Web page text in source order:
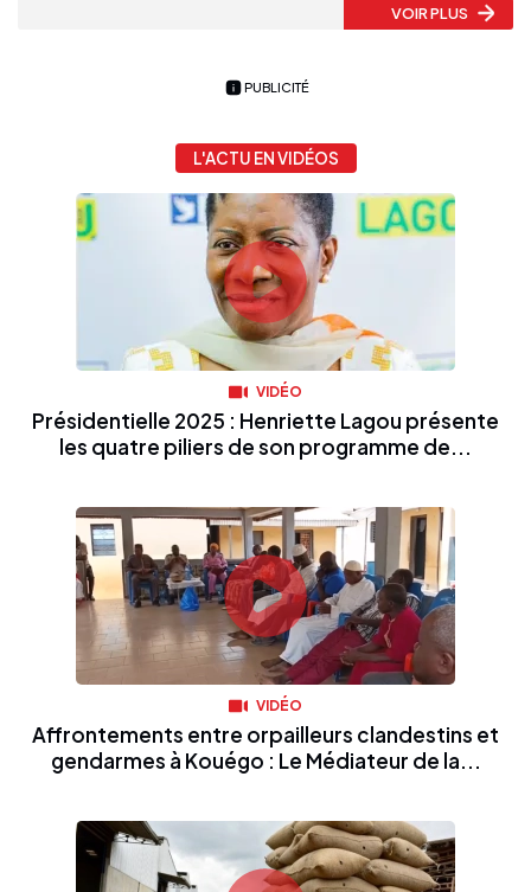
VOIR PLUS
PUBLICITÉ
L'ACTU EN VIDÉOS
VIDÉO
Présidentielle 2025 : Henriette Lagou présente
les quatre piliers de son programme de...
VIDÉO
Affrontements entre orpailleurs clandestins et
gendarmes à Kouégo : Le Médiateur de la...